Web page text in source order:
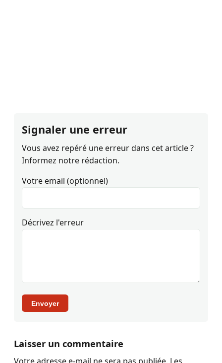
Signaler une erreur
Vous avez repéré une erreur dans cet article ?
Informez notre rédaction.
Votre email (optionnel)
Décrivez l'erreur
Envoyer
Laisser un commentaire